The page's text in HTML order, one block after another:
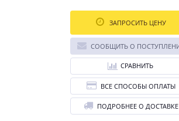
ЗАПРОСИТЬ ЦЕНУ
СООБЩИТЬ О
СРАВНИТЬ
ВСЕ СПОСОБЫ ОПЛАТЫ
ПОДРОБНЕЕ О ДОСТАВКЕ